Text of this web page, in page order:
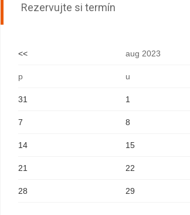
Rezervujte si termín
<< aug 2023
p u
31 1
7 8
14 15
21 22
28 29